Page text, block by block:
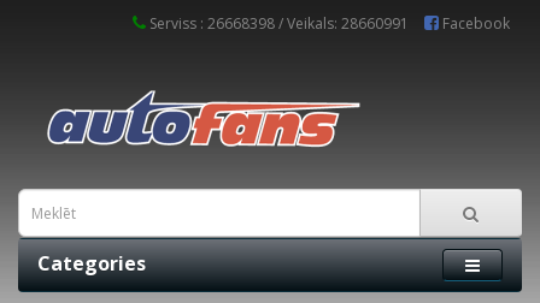
Serviss : 26668398 / Veikals: 28660991 Facebook
Categories